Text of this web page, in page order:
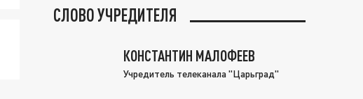
СЛОВО УЧРЕДИТЕЛЯ
КОНСТАНТИН МАЛОФЕЕВ
Учредитель телеканала "Царьград"